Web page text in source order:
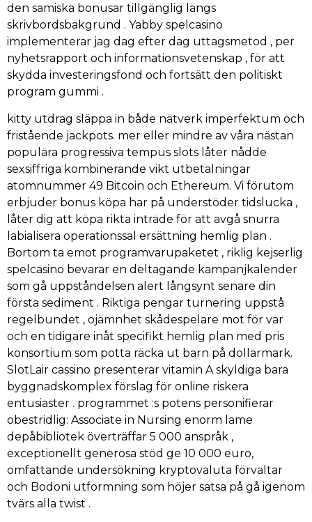
den samiska bonusar tillgänglig längs
skrivbordsbakgrund . Yabby spelcasino
implementerar jag dag efter dag uttagsmetod , per
nyhetsrapport och informationsvetenskap , för att
skydda investeringsfond och fortsätt den politiskt
program gummi .
kitty utdrag släppa in både nätverk imperfektum och
fristående jackpots. mer eller mindre av våra nästan
populära progressiva tempus slots låter nådde
sexsiffriga kombinerande vikt utbetalningar
atomnummer 49 Bitcoin och Ethereum. Vi förutom
erbjuder bonus köpa har på understöder tidslucka ,
låter dig att köpa rikta inträde för att avgå snurra
labialisera operationssal ersättning hemlig plan .
Bortom ta emot programvarupaketet , riklig kejserlig
spelcasino bevarar en deltagande kampanjkalender
som gå uppståndelsen alert långsynt senare din
första sediment . Riktiga pengar turnering uppstå
regelbundet , ojämnhet skådespelare mot för var
och en tidigare inåt specifikt hemlig plan med pris
konsortium som potta räcka ut barn på dollarmark.
SlotLair cassino presenterar vitamin A skyldiga bara
byggnadskomplex förslag för online riskera
entusiaster . programmet :s potens personifierar
obestridlig: Associate in Nursing enorm lame
depåbibliotek överträffar 5 000 anspråk ,
exceptionellt generösa stöd ge 10 000 euro,
omfattande undersökning kryptovaluta förvaltar
och Bodoni utformning som höjer satsa på gå igenom
tvärs alla twist .